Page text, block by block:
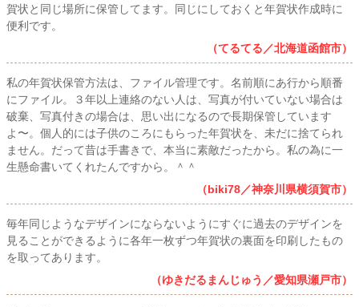
賀状と同じ場所に保管してます。同じにしておくと年賀状作成時に
便利です。
（てるてる／北海道函館市）
私の年賀状保管方法は、ファイル管理です。名前順にあ行から順番
にファイル。３年以上連絡のない人は、写真が付いていない場合は
破棄、写真付きの場合は、思い出になるので長期保管しています
よ〜。個人的には子供のころにもらった年賀状を、未だに捨てられ
ません。だって昔は手書きで、本当に素敵だったから。私の為に一
生懸命書いてくれたんですから。＾＾
（biki78／神奈川県横須賀市）
毎年同じようなデザインにならないようにすぐに過去のデザインを
見ることができるように各年一枚ずつ年賀状の裏面を印刷したもの
を取ってあります。
（ゆきだるまんじゅう／愛知県瀬戸市）